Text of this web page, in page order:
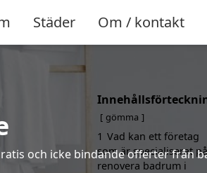
Städer Om / kontakt
och icke bindande offerter från
gömma
1 Vad kan ett företag
som är specialiserat på
renovera badrum i